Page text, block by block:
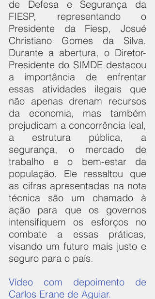
de Defesa e Segurança da
FIESP, representando o
Presidente da Fiesp, Josué
Christiano Gomes da Silva.
Durante a abertura, o Diretor-
Presidente do SIMDE destacou
a importância de enfrentar
essas atividades ilegais que
não apenas drenam recursos
da economia, mas também
prejudicam a concorrência leal,
a estrutura pública, a
segurança, o mercado de
trabalho e o bem-estar da
população. Ele ressaltou que
as cifras apresentadas na nota
técnica são um chamado à
ação para que os governos
intensifiquem os esforços no
combate a essas práticas,
visando um futuro mais justo e
seguro para o país.
Vídeo com depoimento de
Carlos Erane de Aguiar.